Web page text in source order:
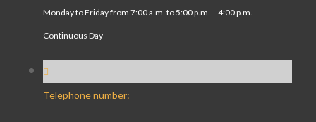
Monday to Friday from 7:00 a.m. to 5:00 p.m. – 4:00 p.m.
Continuous Day
Telephone number: